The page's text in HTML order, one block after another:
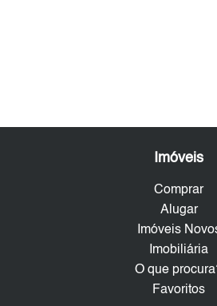
Imóveis
Comprar
Alugar
Imóveis
Imobiliária
O que
Favoritos